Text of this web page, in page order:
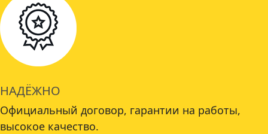
НАДЁЖНО
Официальный договор, гарантии на работы,
высокое качество.